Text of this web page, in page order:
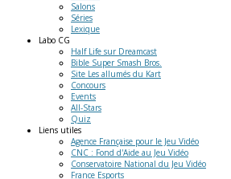
Salons
Séries
Lexique
Labo CG
Half Life sur Dreamcast
Bible Super Smash Bros.
Site Les allumés du Kart
Concours
Events
All-Stars
Quiz
Liens utiles
Agence Française pour le Jeu Vidéo
CNC : Fond d'Aide au Jeu Vidéo
Conservatoire National du Jeu Vidéo
France Esports